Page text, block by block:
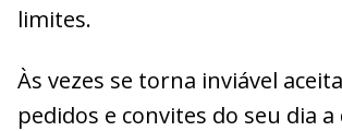
limites.
Às vezes se torna inviável
pedidos e convites do seu dia a